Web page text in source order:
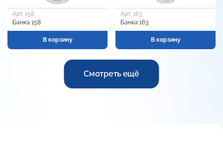
Арт. 158
Банка 158
В корзину
Арт. 163
Банка 163
В корзину
Смотреть ещё